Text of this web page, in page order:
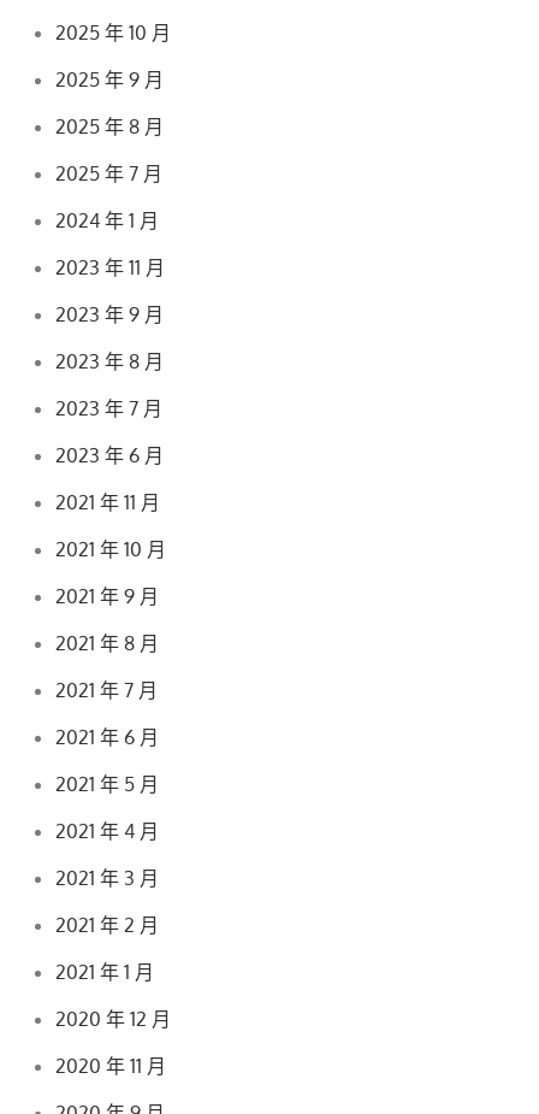
2025 年 10 月
2025 年 9 月
2025 年 8 月
2025 年 7 月
2024 年 1 月
2023 年 11 月
2023 年 9 月
2023 年 8 月
2023 年 7 月
2023 年 6 月
2021 年 11 月
2021 年 10 月
2021 年 9 月
2021 年 8 月
2021 年 7 月
2021 年 6 月
2021 年 5 月
2021 年 4 月
2021 年 3 月
2021 年 2 月
2021 年 1 月
2020 年 12 月
2020 年 11 月